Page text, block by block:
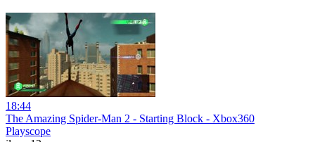
18:44
The Amazing Spider-Man 2 - Starting Block - Xbox360
Playscope